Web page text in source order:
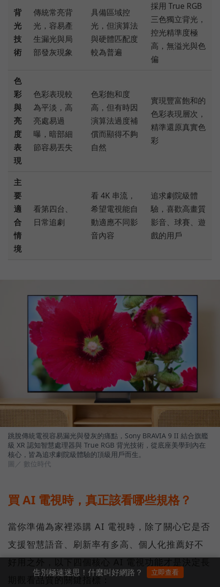
背
光
技
術
傳統常亮背
光，容易產
生漏光與局
部發灰現象
具備區域控
光，但演算法
與硬體匹配度
較為普遍
採用 True RGB
三色獨立背光，
控光精準度極
高，無溢光與色
偏
色
彩
與
亮
度
表
現
色彩表現較
為平淡，高
亮處易過
曝，暗部細
節容易丟失
色彩飽和度
高，但有時因
演算法過度補
償而顯得不夠
自然
實現豐富飽和的
色彩表現層次，
精準還原真實色
彩
主
要
適
合
情
境
看第四台、
日常追劇
看 4K 串流，
希望電視能自
動適應不同影
音內容
追求劇院級體
驗，喜歡高畫質
影音、球賽、遊
戲的用戶
跳脫傳統電視容易漏光與發灰的痛點，Sony BRAVIA 9 II 結合旗艦
級 XR 認知智慧處理器與 True RGB 背光技術，從底座美學到內在
核心，皆為追求劇院級體驗的頂級用戶而生。
圖／ 數位時代
買 AI 電視時，真正該看哪些規格？
當你準備為家裡添購 AI 電視時，除了關心它是否
支援智慧語音、刷新率有多高、個人化推薦好不
期觀看品質的關鍵指標：
告別極速迷思！什麼叫好網路？ 立即查看